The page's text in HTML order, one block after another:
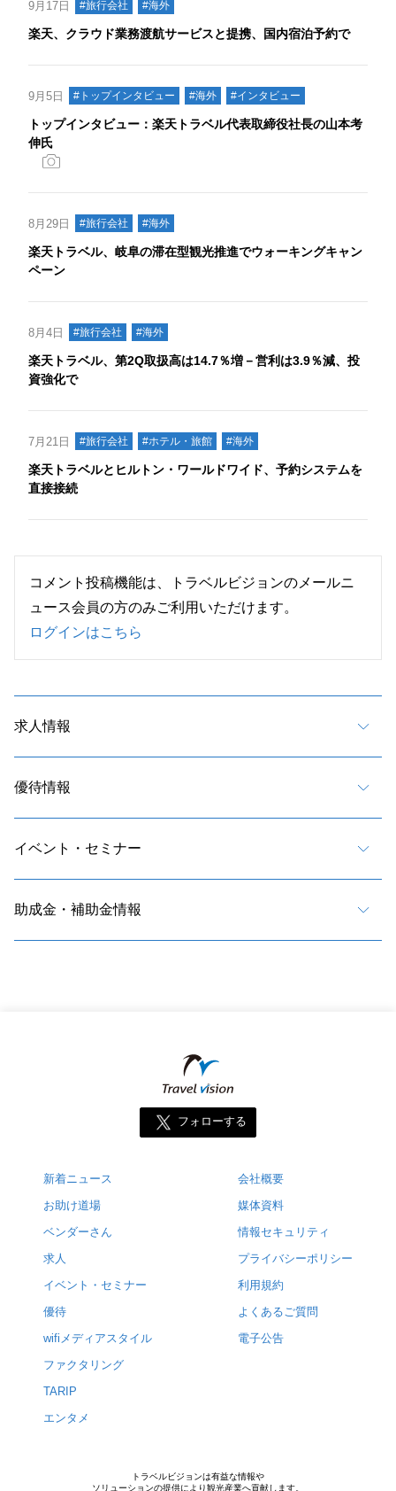
9月17日 #旅行会社 #海外
楽天、クラウド業務渡航サービスと提携、国内宿泊予約で
9月5日 #トップインタビュー #海外 #インタビュー
トップインタビュー：楽天トラベル代表取締役社長の山本考
伸氏
8月29日 #旅行会社 #海外
楽天トラベル、岐阜の滞在型観光推進でウォーキングキャン
ペーン
8月4日 #旅行会社 #海外
楽天トラベル、第2Q取扱高は14.7％増－営利は3.9％減、投
資強化で
7月21日 #旅行会社 #ホテル・旅館 #海外
楽天トラベルとヒルトン・ワールドワイド、予約システムを
直接接続
コメント投稿機能は、トラベルビジョンのメールニ
ュース会員の方のみご利用いただけます。
ログインはこちら
求人情報
優待情報
イベント・セミナー
助成金・補助金情報
フォローする
新着ニュース
お助け道場
ベンダーさん
求人
イベント・セミナー
優待
wifiメディアスタイル
ファクタリング
TARIP
エンタメ
会社概要
媒体資料
情報セキュリティ
プライバシーポリシー
利用規約
よくあるご質問
電子公告
トラベルビジョンは有益な情報や
ソリューションの提供により観光産業へ貢献します。